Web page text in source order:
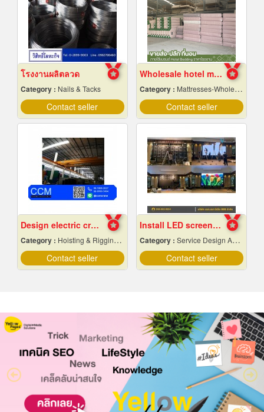
โรงงานผลิตลวด
Category : Nails & Tacks
Contact seller
Wholesale hotel mattresses
Category : Mattresses-Wholesale & Manufacturers
Contact seller
Design electric crane
Category : Hoisting & Rigging Equipment
Contact seller
Install LED screens in hotel banquet halls
Category : Service Design And Advertising 24 Hours.
Contact seller